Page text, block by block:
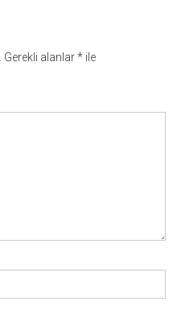
Gerekli alanlar*ile